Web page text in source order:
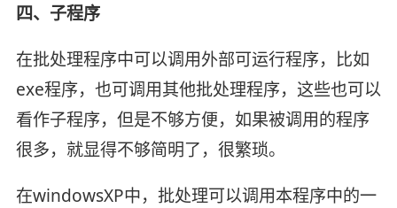
四、子程序
在批处理程序中可以调用外部可运行程序，比如
exe程序，也可调用其他批处理程序，这些也可以
看作子程序，但是不够方便，如果被调用的程序
很多，就显得不够简明了，很繁琐。
在windowsXP中，批处理可以调用本程序中的一